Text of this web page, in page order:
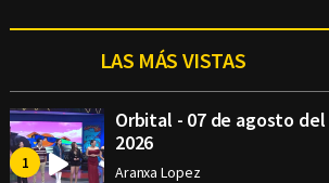
LAS MÁS VISTAS
Orbital - 07 de agosto del
2026
Aranxa Lopez